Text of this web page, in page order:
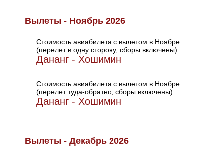
Вылеты - Ноябрь 2026
Стоимость авиабилета с вылетом в Ноябре
(перелет в одну сторону, сборы включены)
Дананг - Хошимин
Стоимость авиабилета с вылетом в Ноябре
(перелет туда-обратно, сборы включены)
Дананг - Хошимин
Вылеты - Декабрь 2026